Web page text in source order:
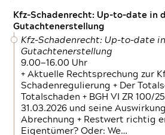
Kfz-Schadenrecht: Up-to-date in
Gutachtenerstellung
Kfz-Schadenrecht: Up-to-date
Gutachtenerstellung
9.00—16.00 Uhr
+ Aktuelle Rechtsprechung zur
Schadenregulierung + Der
Totalschaden + BGH VI ZR 100/
31.03.2026 und seine
Abrechnung + Restwert richtig
Eigentümer? Oder: We…